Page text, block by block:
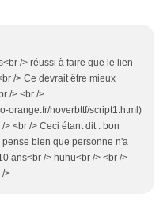
/> réussi à faire que le lien
/> Ce devrait être mieux
/> <br />
orange.fr/hoverbttf/script1.html)
> <br /> Ceci étant dit : bon
pense bien que personne n'a
ans<br /> huhu<br /> <br />
/>